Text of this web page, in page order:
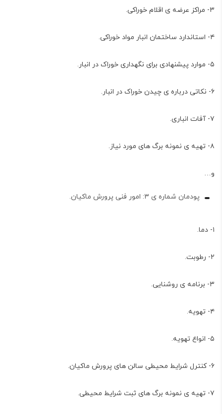
۳- مراکز عرضه ی اقلام خوراکی.
۴- استاندارد ساختمان انبار مواد خوراکی.
۵- موارد پیشنهادی برای نگهداری خوراک در انبار.
۶- نکاتی درباره ی چیدن خوراک در انبار.
۷- آفات انباری.
۸- تهیه ی نمونه برگ های مورد نیاز.
و…
پودمان شماره ی ۳: امور فنی پرورش ماکیان.
۱- دما.
۲- رطوبت.
۳- برنامه ی روشنایی.
۴- تهویه.
۵- انواع تهویه.
۶- کنترل شرایط محیطی سالن های پرورش ماکیان.
۷- تهیه ی نمونه برگ های ثبت شرایط محیطی.